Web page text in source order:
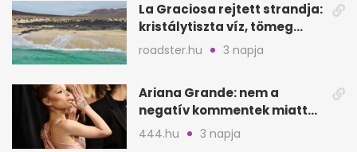
La Graciosa rejtett strandja:
kristálytiszta víz, tömeg
nélkül
roadster.hu 3 napja
Ariana Grande: nem a
negatív kommentek miatt
vonul vissza
444.hu 3 napja